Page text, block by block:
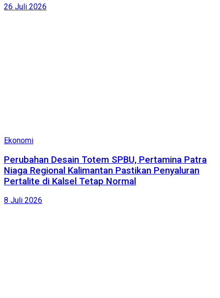
26 Juli 2026
Ekonomi
Perubahan Desain Totem SPBU, Pertamina Patra
Niaga Regional Kalimantan Pastikan Penyaluran
Pertalite di Kalsel Tetap Normal
8 Juli 2026